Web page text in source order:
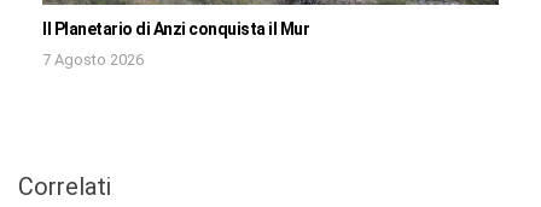
Il Planetario di Anzi conquista il Mur
7 Agosto 2026
Correlati